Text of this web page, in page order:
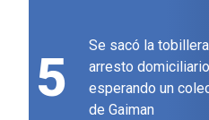
5
Se sacó la
arresto
esperando un
de Gaiman